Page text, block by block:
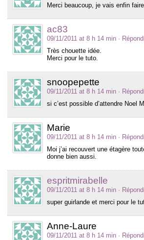
Merci beaucoup, je vais enfin
ac83
09/11/2011 at 8 h 14 min ·
Très chouette idée.
Merci pour le tuto.
snoopepette
09/11/2011 at 8 h 14 min ·
si c’est possible d’attendre Noel
Marie
09/11/2011 at 8 h 14 min ·
Moi j’ai recouvert une étagère
donne bien aussi.
espritmirabelle
09/11/2011 at 8 h 14 min ·
super guirlande et merci pour le
Anne-Laure
09/11/2011 at 8 h 14 min ·